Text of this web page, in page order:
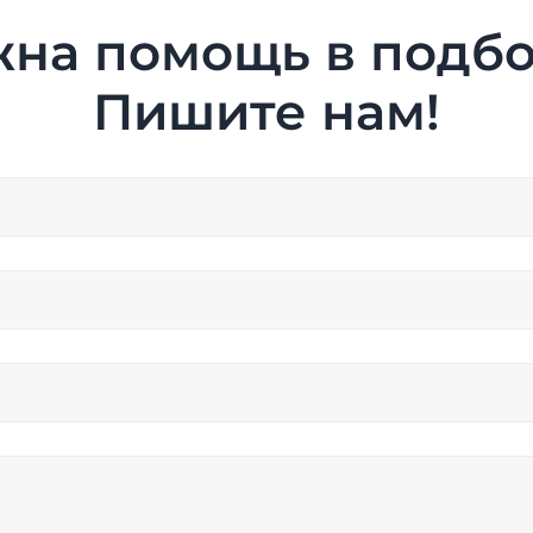
помощь в
Пишите нам!